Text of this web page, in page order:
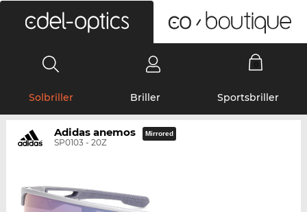
Solbriller Briller Sportsbriller
Adidas anemos
SP0103 - 20Z
Mirrored